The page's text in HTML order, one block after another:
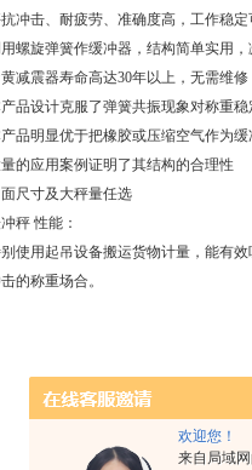
欢迎您！
来自局域
冲击、耐疲劳、准确度高，工作稳定
螺旋弹簧作缓冲器，结构简单实用
减震器寿命高达30年以上，无需维修
品设计克服了弹簧共振现象对称重稳
品明显优于把橡胶或压缩空气作为
的应用案例证明了其结构的合理性
尺寸及大秤量任选
秤 性能：
使用起吊设备搬运货物计量，能有
的称重场合。